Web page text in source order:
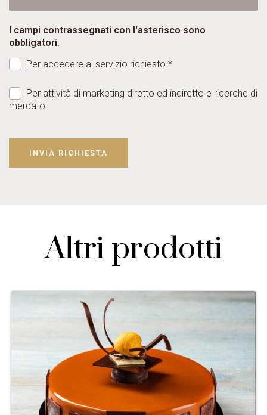
I campi contrassegnati con l'asterisco sono
obbligatori.
Per accedere al servizio richiesto *
Per attività di marketing diretto ed indiretto e ricerche di
mercato
INVIA RICHIESTA
Altri prodotti